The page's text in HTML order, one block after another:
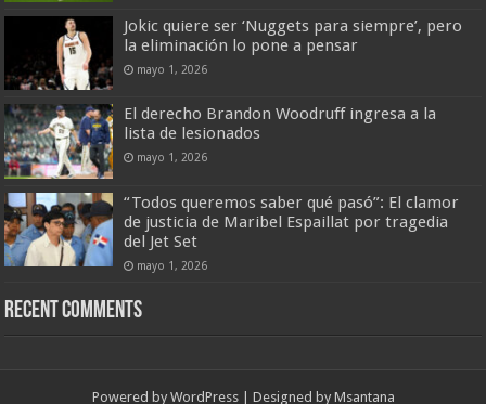
Jokic quiere ser ‘Nuggets para siempre’, pero
la eliminación lo pone a pensar
mayo 1, 2026
El derecho Brandon Woodruff ingresa a la
lista de lesionados
mayo 1, 2026
“Todos queremos saber qué pasó”: El clamor
de justicia de Maribel Espaillat por tragedia
del Jet Set
mayo 1, 2026
Recent Comments
Powered by WordPress| Designed by Msantana